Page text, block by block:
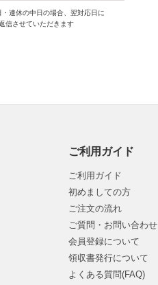
連休の中日の場合、翌対応日に
信させていただきます
ご利用ガイド
ご利用ガイド
初めましての方
ご注文の流れ
ご質問・お問い合わせ
会員登録について
領収書発行について
よくある質問(FAQ)